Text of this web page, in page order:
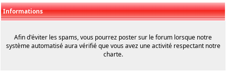
Informations
Afin d'éviter les spams, vous pourrez poster sur le forum lorsque notre
système automatisé aura vérifié que vous avez une activité respectant notre
charte.